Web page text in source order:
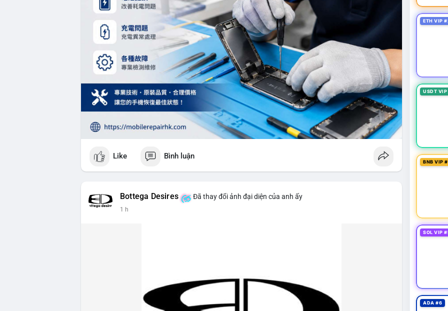
Like Bình luận
Bottega Desires Đã thay đổi ảnh đại diện của anh ấy
1 h
ETH VIP
USDT
BNB VIP
SOL VIP
ADA #6